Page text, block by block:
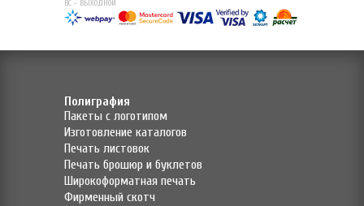
ВС - ВЫХОДНОЙ
Полиграфия
Пакеты с логотипом
Изготовление каталогов
Печать листовок
Печать брошюр и буклетов
Широкоформатная печать
Фирменный скотч